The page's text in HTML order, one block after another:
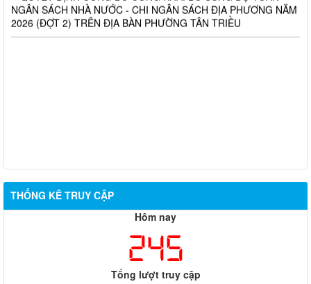
2026 (ĐỢT 2) TRÊN ĐỊA BÀN PHƯỜNG TÂN TRIỀU
THỐNG KÊ TRUY CẬP
Hôm nay
245
Tổng lượt truy cập